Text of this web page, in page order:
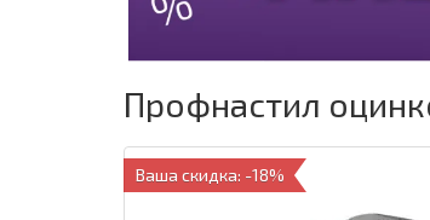
Профнастил
Ваша скидка: -18%